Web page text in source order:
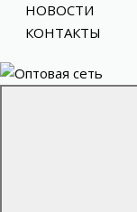
НОВОСТИ
КОНТАКТЫ